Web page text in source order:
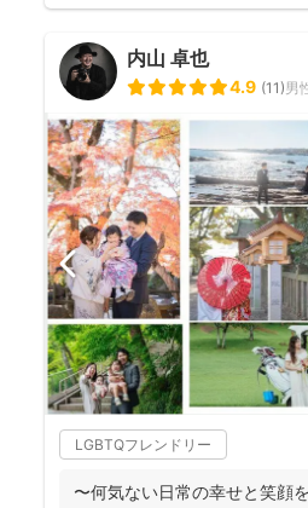
内山 卓也
4.9 (11)男
LGBTQフレンドリー
〜何気ない日常の幸せと笑顔